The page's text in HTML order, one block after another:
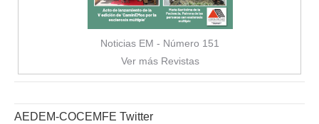
Noticias EM - Número 151
Ver más Revistas
AEDEM-COCEMFE Twitter